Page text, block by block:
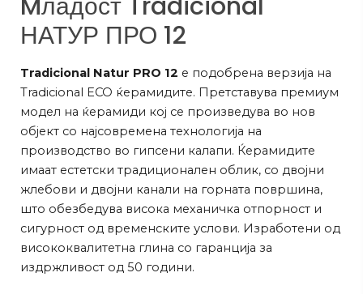
НАТУР ПРО 12
Tradicional Natur PRO 12 е подобрена верзија на
Tradicional ECO ќерамидите. Претставува премиум
модел на ќерамиди кој се произведува во нов
објект со најсовремена технологија на
производство во гипсени калапи. Ќерамидите
имаат естетски традиционален облик, со двојни
жлебови и двојни канали на горната површина,
што обезбедува висока механичка отпорност и
сигурност од временските услови. Изработени од
висококвалитетна глина со гаранција за
издржливост од 50 години.